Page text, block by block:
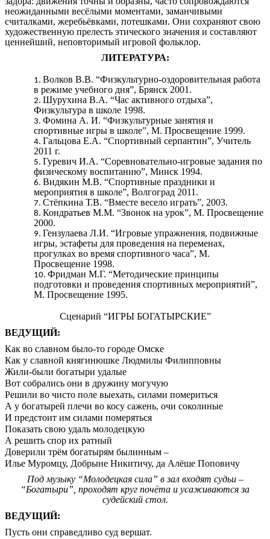
неожиданными весёлыми моментами, заманчивыми
считалками, жеребьёвками, потешками. Они сохраняют свою
художественную прелесть этического значения и составляют
ценнейший, неповторимый игровой фольклор.
ЛИТЕРАТУРА:
Волков В.В. “Физкультурно-оздоровительная работа
в режиме учебного дня”, Брянск 2001.
Шурухина В.А. “Час активного отдыха”,
Физкультура в школе 1998.
Фомина А. И. “Физкультурные занятия и
спортивные игры в школе”, М. Просвещение 1999.
Гальцова Е.А. “Спортивный серпантин”, Учитель
2011 г.
Гуревич И.А. “Соревновательно-игровые задания по
физическому воспитанию”, Минск 1994.
Видякин М.В. “Спортивные праздники и
мероприятия в школе”, Волгоград 2011.
Стёпкина Т.В. “Вместе весело играть”, 2003.
Кондратьев М.М. “Звонок на урок”, М. Просвещение
2000.
Гензулаева Л.И. “Игровые упражнения, подвижные
игры, эстафеты для проведения на переменах,
прогулках во время спортивного часа”, М.
Просвещение 1998.
Фридман М.Г. “Методические принципы
подготовки и проведения спортивных мероприятий”,
М. Просвещение 1995.
Сценарий “ИГРЫ БОГАТЫРСКИЕ”
ВЕДУЩИЙ:
Как во славном было-то городе Омске
Как у славной княгинюшке Людмилы Филипповны
Жили-были богатыри удалые
Вот собрались они в дружину могучую
Решили во чисто поле выехать, силами помериться
А у богатырей плечи во косу сажень, очи соколиные
И предстоит им силами померяться
Показать свою удаль молодецкую
А решить спор их ратный
Доверили трём богатырям былинным –
Илье Муромцу, Добрыне Никитичу, да Алёше Поповичу
Под музыку “Молодецкая сила” в зал входят судьи –
“Богатыри”, проходят круг почёта и усаживаются за
судейский стол.
ВЕДУЩИЙ:
Пусть они справедливо суд вершат.